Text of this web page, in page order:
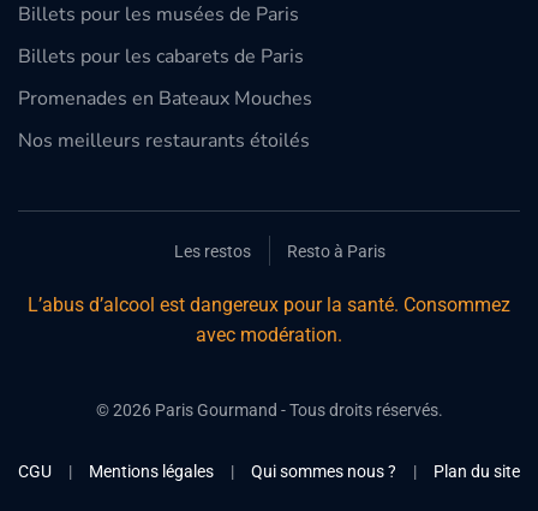
Billets pour les musées de Paris
Billets pour les cabarets de Paris
Promenades en Bateaux Mouches
Nos meilleurs restaurants étoilés
Les restos Resto à Paris
L’abus d’alcool est dangereux pour la santé. Consommez
avec modération.
©2026Paris Gourmand - Tous droits réservés.
CGU | Mentions légales | Qui sommes nous ? | Plan du site